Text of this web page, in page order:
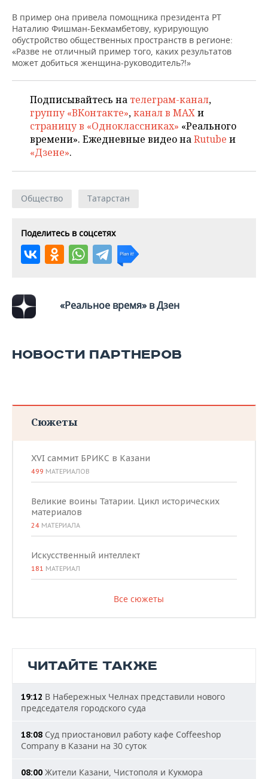
ХОККЕЙ С МЯЧОМ
ПРОИСШЕСТВИЯ
В пример она привела помощника президента РТ
Наталию Фишман-Бекмамбетову, курирующую
обустройство общественных пространств в регионе:
«Разве не отличный пример того, каких результатов
может добиться женщина-руководитель?!»
Подписывайтесь на телеграм-канал,
группу «ВКонтакте»,канал в MAXи
страницу в «Одноклассниках» «Реального
времени». Ежедневные видео наRutube и
«Дзене».
Общество Татарстан
Поделитесь в соцсетях
«Реальное время» в Дзен
НОВОСТИ ПАРТНЕРОВ
Сюжеты
XVI саммит БРИКС в Казани
499 МАТЕРИАЛОВ
Великие воины Татарии. Цикл исторических
материалов
24 МАТЕРИАЛА
Искусственный интеллект
181 МАТЕРИАЛ
Все сюжеты
ЧИТАЙТЕ ТАКЖЕ
19:12 В Набережных Челнах представили нового
председателя городского суда
18:08 Суд приостановил работу кафе Coffeeshop
Company в Казани на 30 суток
08:00 Жители Казани, Чистополя и Кукмора